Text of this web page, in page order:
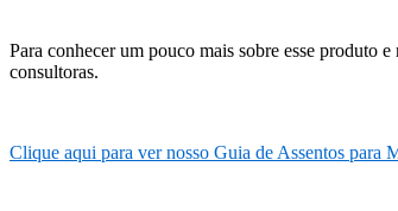
Para conhecer um pouco mais sobre esse produto
consultoras.
Clique aqui para ver nosso Guia de Assentos para